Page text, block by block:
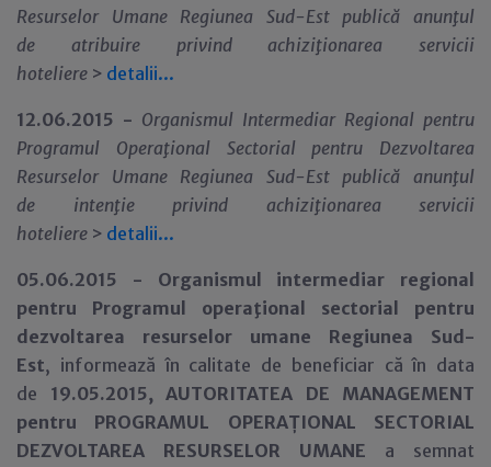
Resurselor Umane Regiunea Sud-Estpublică anunţul
de atribuireprivindachiziţionarea servicii
hoteliere > detalii...
12.06.2015 - Organismul Intermediar Regional pentru
Programul Operaţional Sectorial pentru Dezvoltarea
Resurselor Umane Regiunea Sud-Estpublică anunţul
de intenţieprivind achiziţionarea servicii
hoteliere > detalii...
05.06.2015 - Organismul intermediar regional
pentru Programul operaţional sectorial pentru
dezvoltarea resurselor umane Regiunea Sud-
Est, informează în calitate de beneficiar că în data
de 19.05.2015, AUTORITATEA DE MANAGEMENT
pentru PROGRAMUL OPERAŢIONAL SECTORIAL
DEZVOLTAREA RESURSELOR UMANE a semnat